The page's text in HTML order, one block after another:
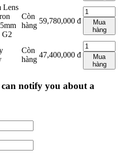
Lens
G2
Còn
hàng
59,780,000 đ
Mua
hàng
Còn
hàng
47,400,000 đ
Mua
hàng
can notify you about a